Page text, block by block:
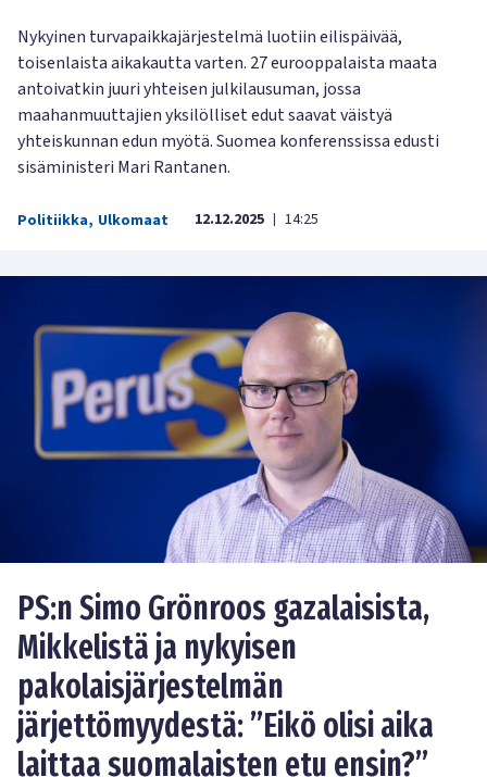
Nykyinen turvapaikkajärjestelmä luotiin eilispäivää,
toisenlaista aikakautta varten. 27 eurooppalaista maata
antoivatkin juuri yhteisen julkilausuman, jossa
maahanmuuttajien yksilölliset edut saavat väistyä
yhteiskunnan edun myötä. Suomea konferenssissa edusti
sisäministeri Mari Rantanen.
Politiikka, Ulkomaat 12.12.2025 | 14:25
PS:n Simo Grönroos gazalaisista,
Mikkelistä ja nykyisen
pakolaisjärjestelmän
järjettömyydestä: ”Eikö olisi aika
laittaa suomalaisten etu ensin?”